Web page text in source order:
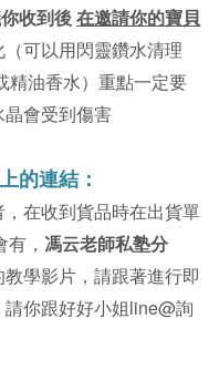
收到後在邀請你的寶貝
（可以用閃靈鑽水清理
精油香水）重點一定要
會受到傷害
的連結：
在收到貨品時在出貨單
， 馮云老師私塾分
學影片，請跟著進行即
你跟好好小姐line@詢